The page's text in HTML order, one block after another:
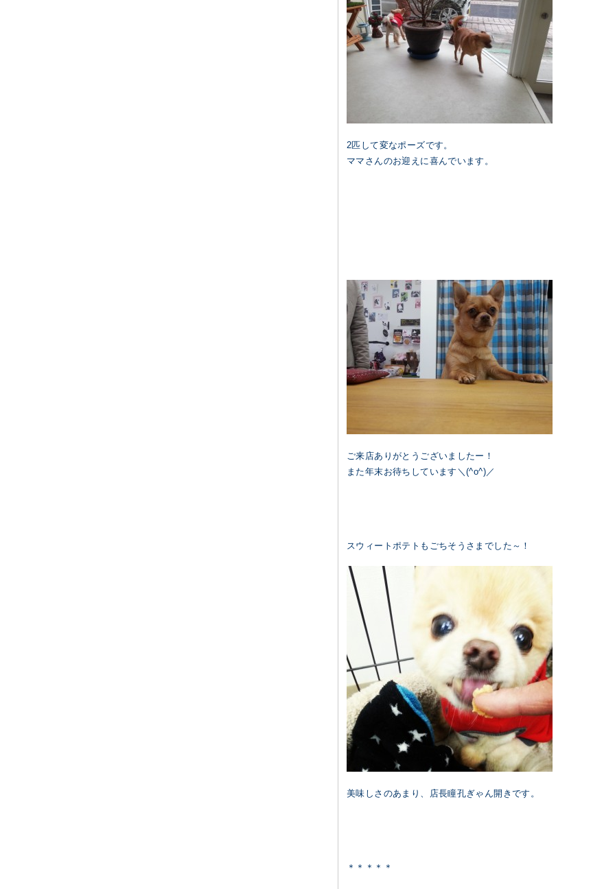
2匹して変なポーズです。
ママさんのお迎えに喜んでいます。
ご来店ありがとうございましたー！
また年末お待ちしています＼(^o^)／
スウィートポテトもごちそうさまでした～！
美味しさのあまり、店長瞳孔ぎゃん開きです。
＊＊＊＊＊